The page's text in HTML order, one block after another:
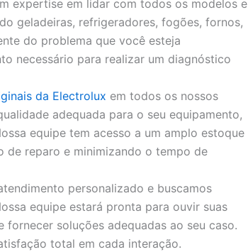
expertise em lidar com todos os modelos e
geladeiras, refrigeradores, fogões, fornos,
do problema que você esteja
necessário para realizar um diagnóstico
da Electrolux em todos os nossos
adequada para o seu equipamento,
equipe tem acesso a um amplo estoque
de reparo e minimizando o tempo de
personalizado e buscamos
equipe estará pronta para ouvir suas
soluções adequadas ao seu caso.
total em cada interação.